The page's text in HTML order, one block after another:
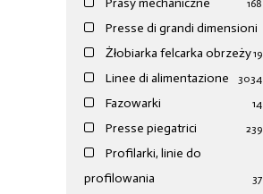
Prasy mechaniczne 168
Presse di grandi dimensioni
19
Żłobiarka felcarka obrzeży
34
Linee di alimentazione 30
Fazowarki 14
Presse piegatrici 239
Profilarki, linie do
profilowania
37